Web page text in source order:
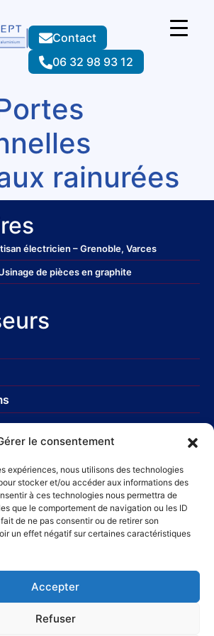
le consentement
expériences, nous utilisons des technologies
stocker et/ou accéder aux informations des
à ces technologies nous permettra de
que le comportement de navigation ou les ID
de ne pas consentir ou de retirer son
un effet négatif sur certaines caractéristiques
Accepter
Refuser
Contact
06 32 98 93 12
rainurées
électricien – Grenoble, Varces
de pièces en graphite